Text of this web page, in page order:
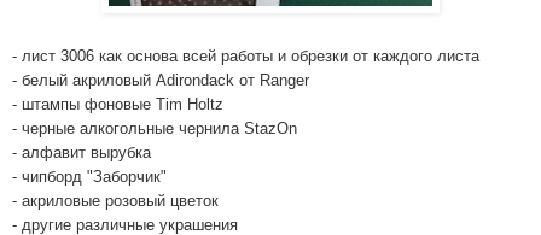
- лист 3006 как основа всей работы и обрезки от каждого листа
- белый акриловый Adirondack от Ranger
- штампы фоновые Tim Holtz
- черные алкогольны­е чернила StazOn
- алфавит вырубка
- чипборд "Заборчик"­
- акриловые розовый цветок
- другие различные украшения